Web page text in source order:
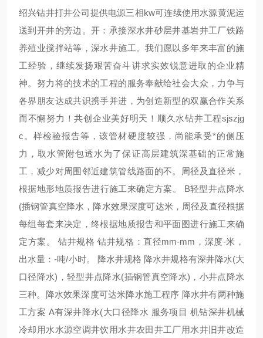
绍兴钻井打井公司提供电源三相kw可连续使用水源黄泥运
送到开井的旁边。开：承接深水井砂层井基岩井工厂铁路
养殖业搅拌站等，深水井施工。我们愿以多年来丰富的施
工经验，继续发扬艰苦奋斗讲求实效锐意进取的企业精
神。努力将的技术的工程的服务奉献给社会大众，力争与
各界朋友达成共识携手并进，为创造新型的双赢合作关系
而不懈努力！共创企业美好明天！顺久水钻井工程sjszjg
c。样检验报告等，该管材硬度较强，尚能承受*的侧压
力，取水管附包透水为了保证高层建筑深基础的正常施
工，减少对周围邻近建筑管线路面的不。周径及直径米，
根据地形地质报告进行施工来确定方案。 B轻型井点降水
(插钢管真空降水，降水效果深度可达米，周径及直径根据
每组每套来决定，终根据地质报告和平面图进行施工来确
定方案。 钻井规格 钻井规格：直径mm-mm，深度-米，
出水量：-吨/小时。 降水井规格 降水井规格有深井降水(大
口径降水)，轻型井点降水(插钢管真空降水)，小井点降水
三种。降水效果深度可达米降水施工程序 降水井有两种施
工方案 A有深井降水(大口径降水 服务项目 机钻深井机械
冷却用水水源空调井饮用水井农田井工厂用水井旧井改造